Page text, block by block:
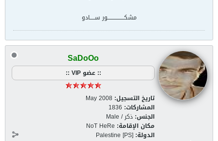
مشكـــــــــــــــــور ســـــادو
SaDoOo
:: عضو VIP ::
تاريخ التسجيل: May 2008
المشاركات: 1836
الجنس: ذكر / Male
مكان الإقامة: NoT HeRe
الدولة: Palestine [PS]